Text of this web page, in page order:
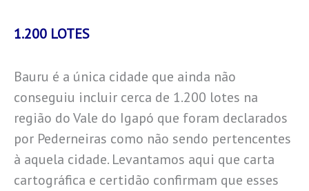
1.200 LOTES
Bauru é a única cidade que ainda não
conseguiu incluir cerca de 1.200 lotes na
região do Vale do Igapó que foram declarados
por Pederneiras como não sendo pertencentes
à aquela cidade. Levantamos aqui que carta
cartográfica e certidão confirmam que esses